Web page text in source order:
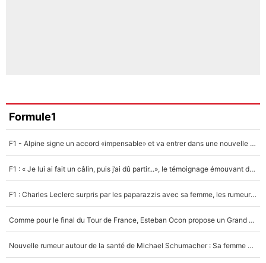
Formule1
F1 - Alpine signe un accord «impensable» et va entrer dans une nouvelle dimension : Grande nouvelle pour Pierre Gasly !
F1 : « Je lui ai fait un câlin, puis j’ai dû partir...», le témoignage émouvant de Max Verstappen sur sa fille
F1 : Charles Leclerc surpris par les paparazzis avec sa femme, les rumeurs étaient vraies !
Comme pour le final du Tour de France, Esteban Ocon propose un Grand Prix de Formule 1 à Paris : «Autour de l’Arc de Triomphe, ce serait génial» !
Nouvelle rumeur autour de la santé de Michael Schumacher : Sa femme Corinna sort du silence